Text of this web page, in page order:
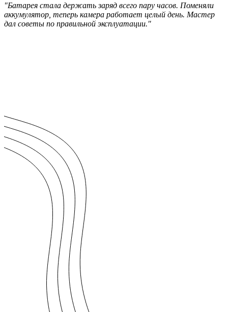
"Батарея стала держать заряд всего пару часов. Поменяли
аккумулятор, теперь камера работает целый день. Мастер
дал советы по правильной эксплуатации."